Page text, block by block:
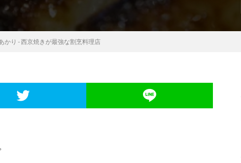
かり - 西京焼きが最強な割烹料理店